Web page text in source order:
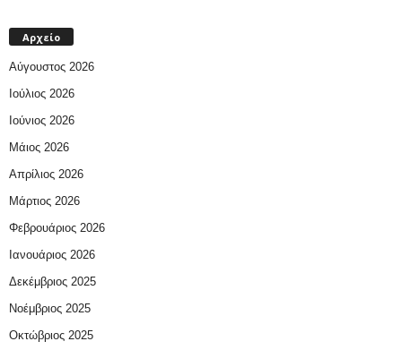
Αρχείο
Αύγουστος 2026
Ιούλιος 2026
Ιούνιος 2026
Μάιος 2026
Απρίλιος 2026
Μάρτιος 2026
Φεβρουάριος 2026
Ιανουάριος 2026
Δεκέμβριος 2025
Νοέμβριος 2025
Οκτώβριος 2025